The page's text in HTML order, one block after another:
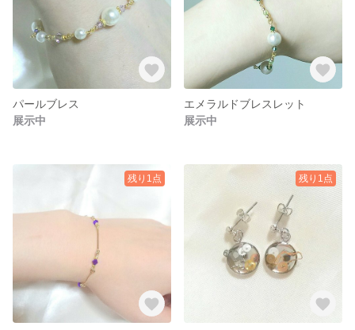
パールブレス
展示中
エメラルドブレスレット
展示中
残り1点 残り1点